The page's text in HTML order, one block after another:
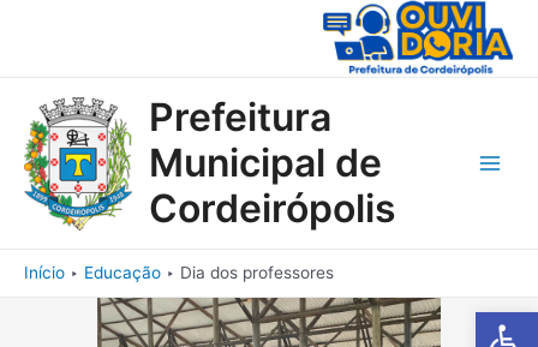
Barra de
Prefeitura
Municipal de
Cordeirópolis
Início Educação Dia dos professores